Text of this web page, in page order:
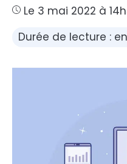
Le 3 mai 2022 à
Durée de lecture :